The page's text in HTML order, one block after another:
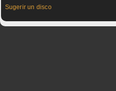
Sugerir un disco